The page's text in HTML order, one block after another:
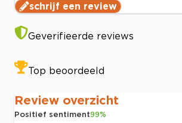
schrijf een review
Geverifieerde reviews
Top beoordeeld
Review overzicht
Positief sentiment99%